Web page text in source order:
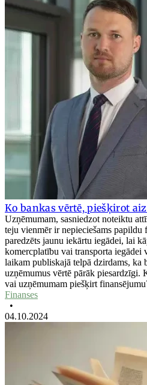
Ko bankas vērtē, piešķirot
Uzņēmumam, sasniedzot noteiktu
teju vienmēr ir nepieciešams papildu
paredzēts jaunu iekārtu iegādei, lai
komercplatību vai transporta iegādei
laikam publiskajā telpā dzirdams, ka
uzņēmumus vērtē pārāk piesardzīgi.
vai uzņēmumam piešķirt
Finanses
•
04.10.2024